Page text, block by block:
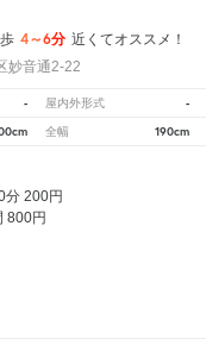
4～6分 近くてオススメ！
妙音通2-22
- 屋内外形式 -
全幅 190cm
分 200円
800円